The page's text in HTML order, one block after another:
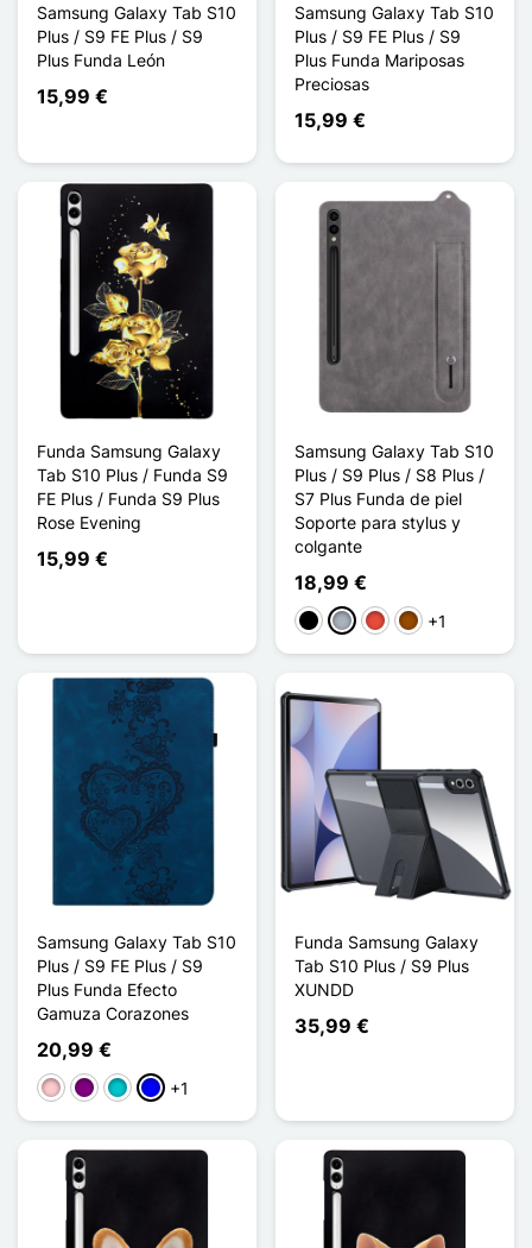
Samsung Galaxy Tab S10
Plus / S9 FE Plus / S9
Plus Funda León
15,99 €
Samsung Galaxy Tab S10
Plus / S9 FE Plus / S9
Plus Funda Mariposas
Preciosas
15,99 €
Funda Samsung Galaxy
Tab S10 Plus / Funda S9
FE Plus / Funda S9 Plus
Rose Evening
15,99 €
Samsung Galaxy Tab S10
Plus / S9 Plus / S8 Plus /
S7 Plus Funda de piel
Soporte para stylus y
colgante
18,99 €
Negro
Gris RojoMarrón
+1
Samsung Galaxy Tab S10
Plus / S9 FE Plus / S9
Plus Funda Efecto
Gamuza Corazones
20,99 €
RosaPúrpuraTurquesa
Azul+1
Funda Samsung Galaxy
Tab S10 Plus / S9 Plus
XUNDD
35,99 €